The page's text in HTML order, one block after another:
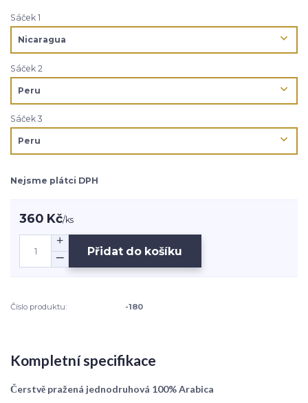
Sáček 1
Sáček 2
Sáček 3
Nejsme plátci DPH
360 Kč/ks
Přidat do košíku
Číslo produktu: -180
Kompletní specifikace
Čerstvě pražená jednodruhová 100% Arabica